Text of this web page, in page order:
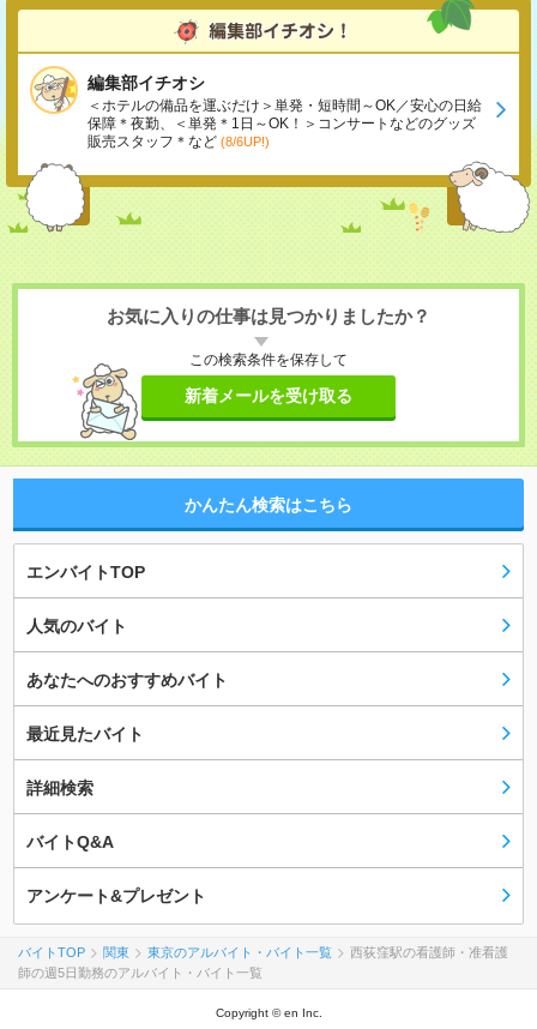
編集部イチオシ
＜ホテルの備品を運ぶだけ＞単発・短時間～OK／安心の日給
保障＊夜勤、＜単発＊1日～OK！＞コンサートなどのグッズ
販売スタッフ＊など (8/6UP!)
お気に入りの仕事は見つかりましたか？
この検索条件を保存して
新着メールを受け取る
かんたん検索はこちら
エンバイトTOP
人気のバイト
あなたへのおすすめバイト
最近見たバイト
詳細検索
バイトQ&A
アンケート&プレゼント
バイトTOP 関東 東京のアルバイト・バイト一覧
西荻窪駅の看護師・准看護
師の週5日勤務のアルバイト・バイト一覧
Copyright © en Inc.